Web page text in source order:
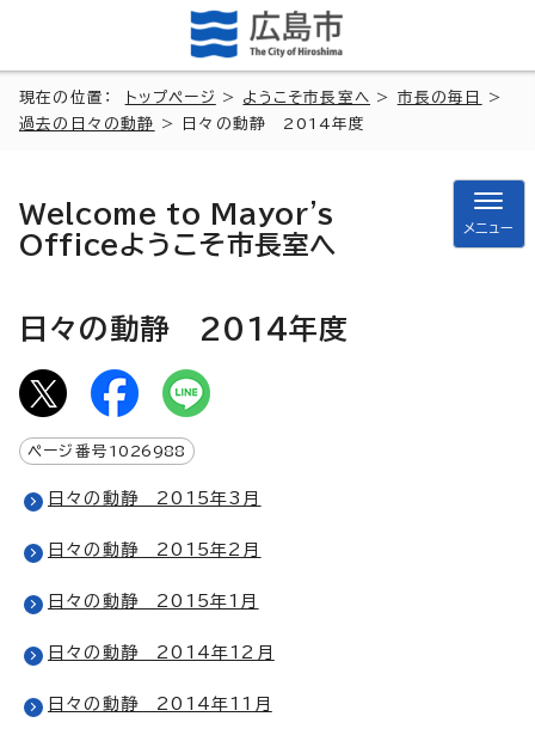
現在の位置： トップページ > ようこそ市長室へ > 市長の毎日
>
過去の日々の動静
> 日々の動静 2014年度
Welcome to Mayor's
Officeようこそ市長室へ
メニュー
日々の動静 2014年度
ページ番号 1026988
日々の動静 2015年3月
日々の動静 2015年2月
日々の動静 2015年1月
日々の動静 2014年12月
日々の動静 2014年11月